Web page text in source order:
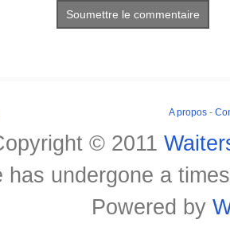
A propos -
© 2011
has undergone a
Powered by